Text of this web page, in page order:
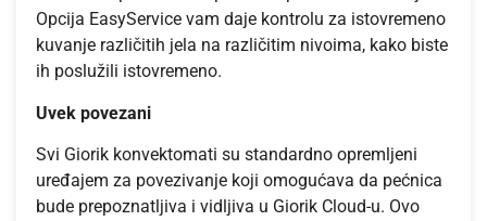
Opcija EasyService vam daje kontrolu za istovremeno
kuvanje različitih jela na različitim nivoima, kako biste
ih poslužili istovremeno.
Uvek povezani
Svi Giorik konvektomati su standardno opremljeni
uređajem za povezivanje koji omogućava da pećnica
bude prepoznatljiva i vidljiva u Giorik Cloud-u. Ovo